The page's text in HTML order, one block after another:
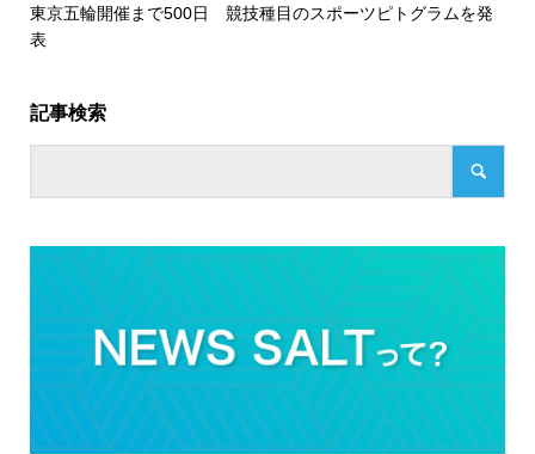
東京五輪開催まで500日 競技種目のスポーツピトグラムを発
表
記事検索